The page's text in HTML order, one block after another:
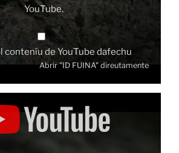
YouTube.
conteníu de YouTube dafechu
Abrir "ID FUINA" direutamente